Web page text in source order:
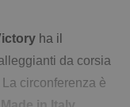
ha il
da corsia
circonferenza è